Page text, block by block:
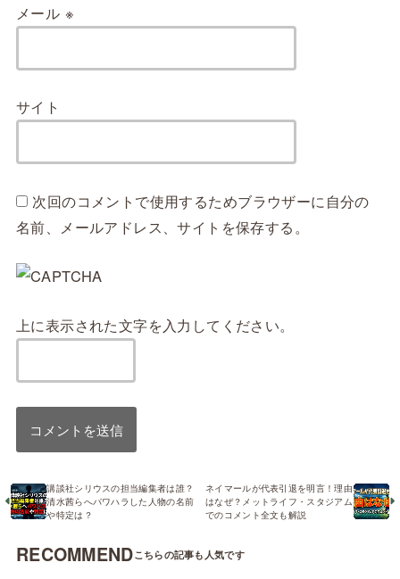
メール ※
サイト
次回のコメントで使用するためブラウザーに自分の
名前、メールアドレス、サイトを保存する。
上に表示された文字を入力してください。
ネイマールが代表引退を明言！理由
はなぜ？メットライフ・スタジアム
でのコメント全文も解説
講談社シリウスの担当編集者は誰？
清水茜らへパワハラした人物の名前
や特定は？
RECOMMEND